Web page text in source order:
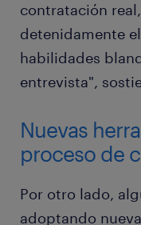
contratación
detenidamente
habilidades
entrevista",
Nuevas
proceso de
Por otro lado,
adoptando